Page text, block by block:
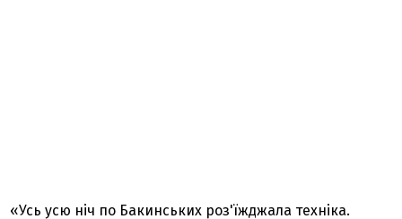
«Усь усю ніч по Бакинських роз'їжджала техніка.